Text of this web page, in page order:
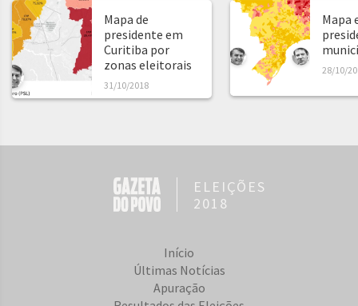
Mapa de
presidente em
Curitiba por
zonas eleitorais
31/10/2018
Mapa
28/10/
ELEIÇÕES
2018
Início
Últimas Notícias
Apuração